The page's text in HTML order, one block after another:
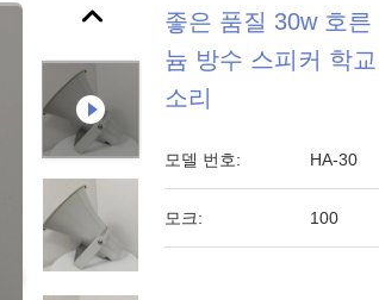
좋은 품질 30w 호른
늄 방수 스피커 학
소리
모델 번호: HA-30
모크: 100